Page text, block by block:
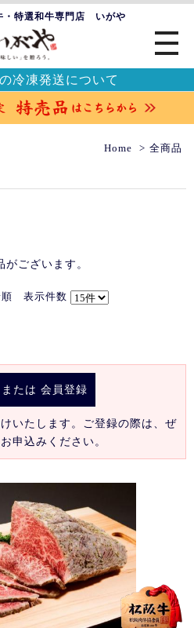
特選和牛専門店 いがや
冷凍発送について
Home 全商品
がございます。
表示件数
または 会員登録
いたします。ご登録の際は、ぜ
申込みください。